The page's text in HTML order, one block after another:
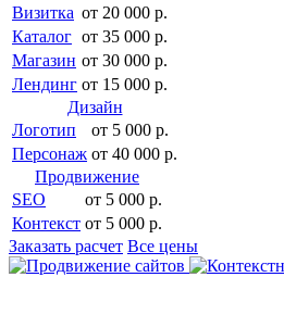
Визитка от 20 000 р.
Каталог от 35 000 р.
Магазин от 30 000 р.
Лендинг от 15 000 р.
Дизайн
Логотип
от 5 000 р.
Персонаж от 40 000 р.
Продвижение
SEO
от 5 000 р.
Контекст от 5 000 р.
Заказать расчет Все цены